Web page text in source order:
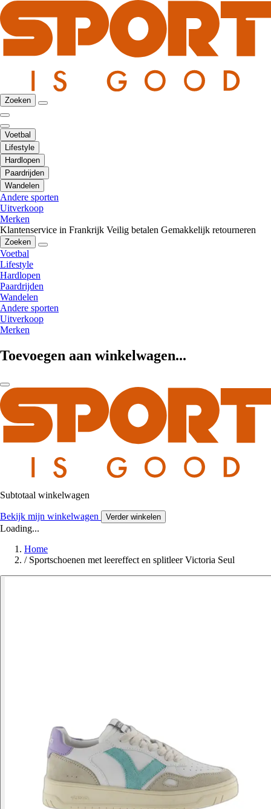
Zoeken
Voetbal
Lifestyle
Hardlopen
Paardrijden
Wandelen
Andere sporten
Uitverkoop
Merken
Klantenservice in Frankrijk Veilig betalen Gemakkelijk retourneren
Zoeken
Voetbal
Lifestyle
Hardlopen
Paardrijden
Wandelen
Andere sporten
Uitverkoop
Merken
Toevoegen aan winkelwagen...
Subtotaal winkelwagen
Bekijk mijn winkelwagen Verder winkelen
Loading...
Home
/ Sportschoenen met leereffect en splitleer Victoria Seul